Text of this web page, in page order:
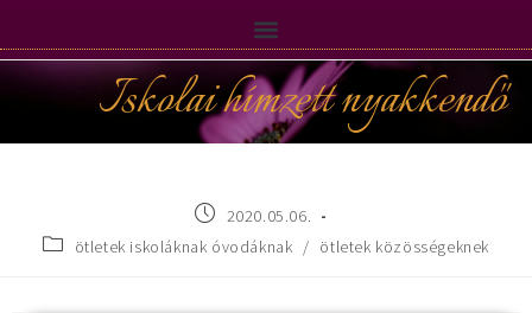
Iskolai hímzett nyakkendő
2020.05.06.
ötletek iskoláknak óvodáknak / ötletek közösségeknek